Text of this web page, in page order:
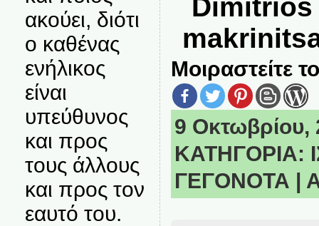
ακούει, διότι
ο καθένας
ενήλικος
είναι
υπεύθυνος
και προς
τους άλλους
και προς τον
εαυτό του.
Μοιραστείτε
9 Οκτωβρίου,
ΚΑΤΗΓΟΡΙΑ:
ΓΕΓΟΝΟΤΑ